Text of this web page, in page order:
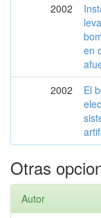
2002
en
2002
El
Otras
Autor